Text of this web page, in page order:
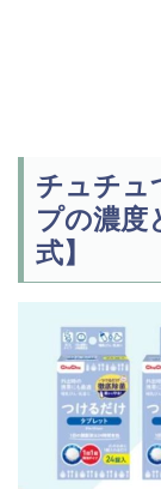
チュチュ
プの濃度
式】